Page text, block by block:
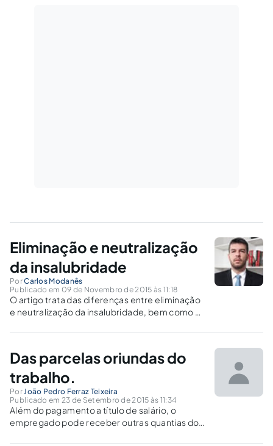
Eliminação e neutralização
da insalubridade
PorCarlos Modanês
Publicado em 09 de Novembro de 2015 às 11:18
O artigo trata das diferenças entre eliminação
e neutralização da insalubridade, bem como as
devido o adicional de insalubridade?
Das parcelas oriundas do
trabalho.
Por João Pedro Ferraz Teixeira
Publicado em 23 de Setembro de 2015 às 11:34
Além do pagamento a título de salário, o
empregado pode receber outras quantias do